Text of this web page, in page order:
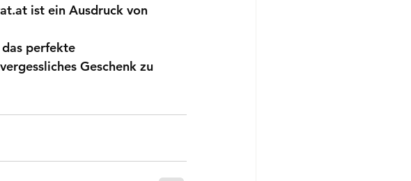
ist ein Ausdruck von
perfekte
Geschenk zu